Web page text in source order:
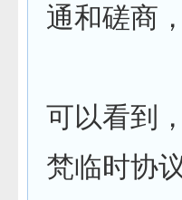
通和磋商
可以看到
梵临时协